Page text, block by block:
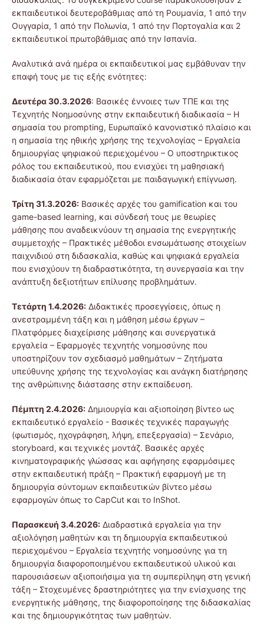
εκπαιδευτικοί δευτεροβάθμιας από τη Ρουμανία, 1 από την
Ουγγαρία, 1 από την Πολωνία, 1 από την Πορτογαλία και 2
εκπαιδευτικοί πρωτοβάθμιας από την Ισπανία.
Αναλυτικά ανά ημέρα οι εκπαιδευτικοί μας εμβάθυναν την
επαφή τους με τις εξής ενότητες:
Δευτέρα 30.3.2026: Βασικές έννοιες των ΤΠΕ και της
Τεχνητής Νοημοσύνης στην εκπαιδευτική διαδικασία – Η
σημασία του prompting, Ευρωπαϊκό κανονιστικό πλαίσιο και
η σημασία της ηθικής χρήσης της τεχνολογίας – Εργαλεία
δημιουργίας ψηφιακού περιεχομένου – Ο υποστηρικτικος
ρόλος του εκπαιδευτικού, που ενισχύει τη μαθησιακή
διαδικασία όταν εφαρμόζεται με παιδαγωγική επίγνωση.
Τρίτη 31.3.2026: Βασικές αρχές του gamification και του
game-based learning, και σύνδεσή τους με θεωρίες
μάθησης που αναδεικνύουν τη σημασία της ενεργητικής
συμμετοχής – Πρακτικές μέθοδοι ενσωμάτωσης στοιχείων
παιχνιδιού στη διδασκαλία, καθώς και ψηφιακά εργαλεία
που ενισχύουν τη διαδραστικότητα, τη συνεργασία και την
ανάπτυξη δεξιοτήτων επίλυσης προβλημάτων.
Τετάρτη 1.4.2026: Διδακτικές προσεγγίσεις, όπως η
ανεστραμμένη τάξη και η μάθηση μέσω έργων –
Πλατφόρμες διαχείρισης μάθησης και συνεργατικά
εργαλεία – Εφαρμογές τεχνητής νοημοσύνης που
υποστηρίζουν τον σχεδιασμό μαθημάτων – Ζητήματα
υπεύθυνης χρήσης της τεχνολογίας και ανάγκη διατήρησης
της ανθρώπινης διάστασης στην εκπαίδευση.
Πέμπτη 2.4.2026: Δημιουργία και αξιοποίηση βίντεο ως
εκπαιδευτικό εργαλείο - Βασικές τεχνικές παραγωγής
(φωτισμός, ηχογράφηση, λήψη, επεξεργασία) – Σενάριο,
storyboard, και τεχνικές μοντάζ. Βασικές αρχές
κινηματογραφικής γλώσσας και αφήγησης εφαρμόσιμες
στην εκπαιδευτική πράξη – Πρακτική εφαρμογή με τη
δημιουργία σύντομων εκπαιδευτικών βίντεο μέσω
εφαρμογών όπως το CapCut και το InShot.
Παρασκευή 3.4.2026: Διαδραστικά εργαλεία για την
αξιολόγηση μαθητών και τη δημιουργία εκπαιδευτικού
περιεχομένου – Εργαλεία τεχνητής νοημοσύνης για τη
δημιουργία διαφοροποιημένου εκπαιδευτικού υλικού και
παρουσιάσεων αξιοποιήσιμα για τη συμπερίληψη στη γενική
τάξη – Στοχευμένες δραστηριότητες για την ενίσχυσης της
ενεργητικής μάθησης, της διαφοροποίησης της διδασκαλίας
και της δημιουργικότητας των μαθητών.